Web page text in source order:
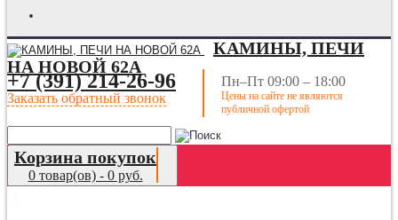
КАМИНЫ, ПЕЧИ
НА НОВОЙ 62А
+7 (391) 214-26-96
Заказать обратный звонок
Пн–Пт 09:00 – 18:00
Цены на сайте не являются
публичной офертой
Корзина покупок
0 товар(ов) - 0 руб.